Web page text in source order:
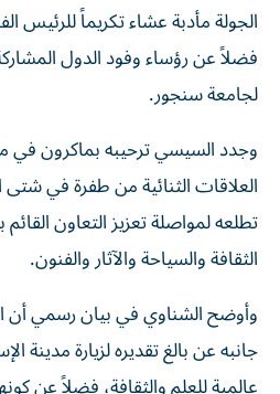
الجولة مأدبة عشاء تكريماً للرئيس
فضلاً عن رؤساء وفود الدول
لجامعة سنجور.
وجدد السيسي ترحيبه بماكرون
العلاقات الثنائية من طفرة في
تطلعه لمواصلة تعزيز التعاون
الثقافة والسياحة والآثار والفنون.
وأوضح الشناوي في بيان رسمي
جانبه عن بالغ تقديره لزيارة مدينة